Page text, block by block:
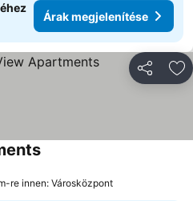
Árak megjelenítése
Árak megjelenítése
re innen: Városközpont